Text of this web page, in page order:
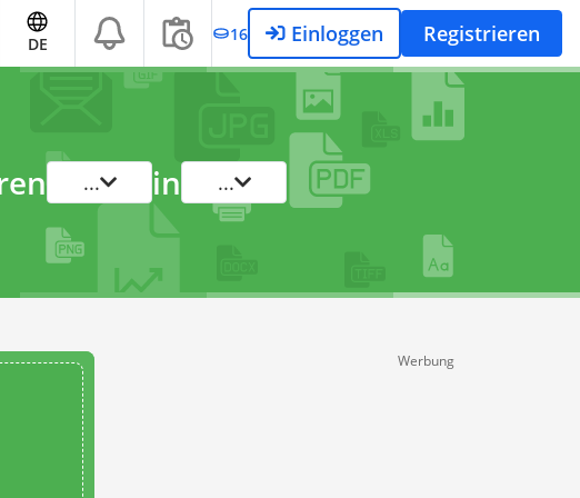
DE 16 Einloggen Registrieren
... in ...
Werbung